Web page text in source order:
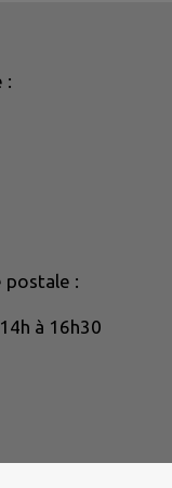
:
postale :
à 16h30